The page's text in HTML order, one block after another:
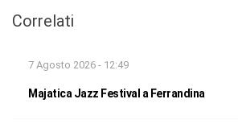
Correlati
7 Agosto 2026 - 12:49
Majatica Jazz Festival a Ferrandina